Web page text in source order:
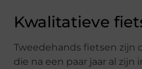
Kwalitatieve
Tweedehands fietsen zijn
die na een paar jaar al